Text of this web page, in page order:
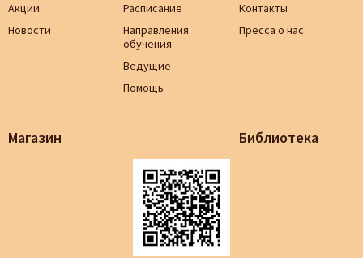
Акции
Новости
Расписание
Направления
обучения
Ведущие
Помощь
Контакты
Пресса о нас
Магазин Библиотека